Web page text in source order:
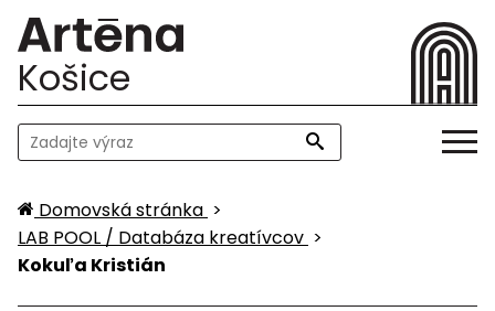
Košice
Domovská stránka >
LAB POOL / Databáza kreatívcov >
Kokuľa Kristián